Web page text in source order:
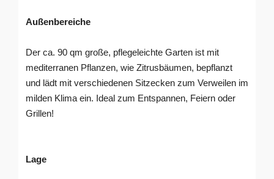
Außenbereiche
Der ca. 90 qm große, pflegeleichte Garten ist mit
mediterranen Pflanzen, wie Zitrusbäumen, bepflanzt
und lädt mit verschiedenen Sitzecken zum Verweilen im
milden Klima ein. Ideal zum Entspannen, Feiern oder
Grillen!
Lage